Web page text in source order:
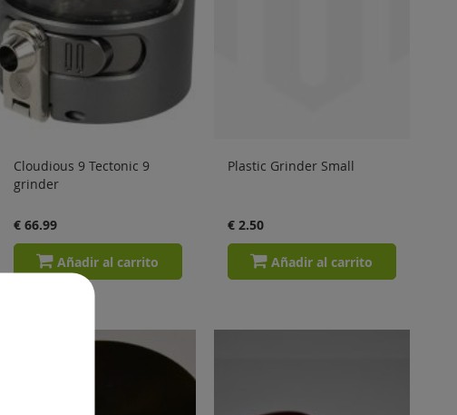
Cloudious 9 Tectonic 9
grinder
€ 66.99
Añadir al carrito
Plastic Grinder Small
€ 2.50
Añadir al carrito